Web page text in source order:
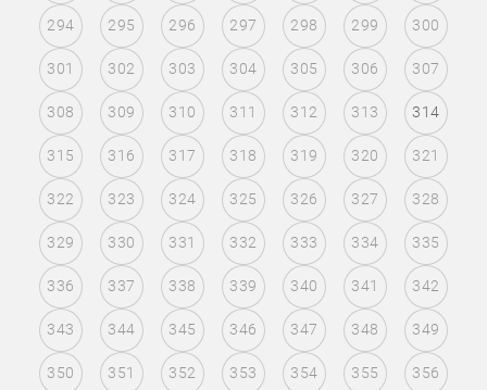
294 295 296 297 298 299 300
301 302 303 304 305 306 307
308 309 310 311 312 313 314
315 316 317 318 319 320 321
322 323 324 325 326 327 328
329 330 331 332 333 334 335
336 337 338 339 340 341 342
343 344 345 346 347 348 349
350 351 352 353 354 355 356